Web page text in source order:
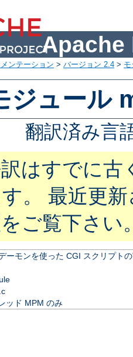
Apache
メンテーション > バージョン 2.4 >
ジュール
翻訳済み言
はすでに古
。 最近更
ご覧下さい
ーモンを使った CGI スクリプト
ッド MPM のみ